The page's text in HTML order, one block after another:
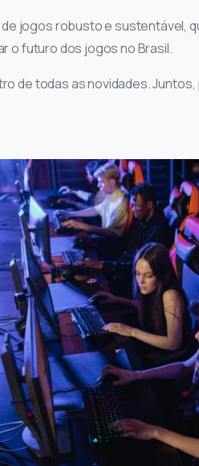
jogos robusto e
o futuro dos jogos no Brasil.
de todas as novidades.